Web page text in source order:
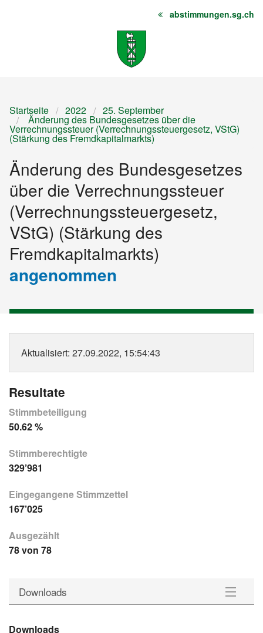
Startseite
Sitemap abstimmungen.sg.ch
Startseite 2022 25. September
Änderung des Bundesgesetzes über die
Verrechnungssteuer (Verrechnungssteuergesetz, VStG)
(Stärkung des Fremdkapitalmarkts)
Änderung des Bundesgesetzes
über die Verrechnungssteuer
(Verrechnungssteuergesetz,
VStG) (Stärkung des
Fremdkapitalmarkts)
angenommen
Aktualisiert: 27.09.2022, 15:54:43
Resultate
Stimmbeteiligung
50.62 %
Stimmberechtigte
329’981
Eingegangene Stimmzettel
167’025
Ausgezählt
78 von 78
Downloads
Downloads